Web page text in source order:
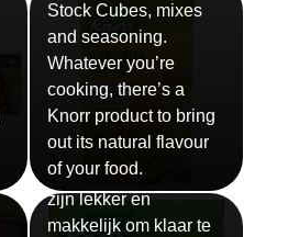
Stock Cubes, mixes
and seasoning.
Whatever you’re
cooking, there’s a
Knorr product to bring
out its natural flavour
of your food.
Sauzen
Onze Knorr sauzen
zijn lekker en
makkelijk om klaar te